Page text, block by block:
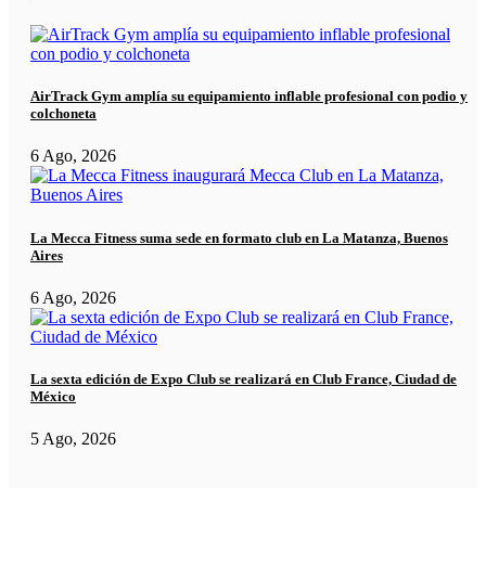
AirTrack Gym amplía su equipamiento inflable profesional con podio y
colchoneta
6 Ago, 2026
La Mecca Fitness suma sede en formato club en La Matanza, Buenos
Aires
6 Ago, 2026
La sexta edición de Expo Club se realizará en Club France, Ciudad de
México
5 Ago, 2026